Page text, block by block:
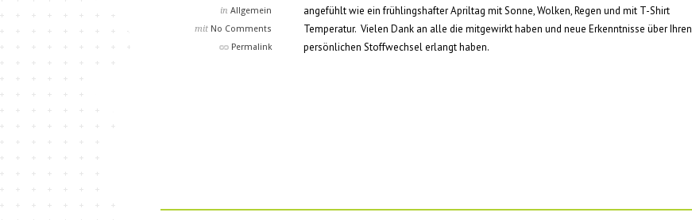
in Allgemein
mit No Comments
Permalink
angefühlt wie ein frühlingshafter Apriltag mit Sonne, Wolken, Regen und mit T-Shirt
Temperatur. Vielen Dank an alle die mitgewirkt haben und neue Erkenntnisse über Ihren
persönlichen Stoffwechsel erlangt haben.